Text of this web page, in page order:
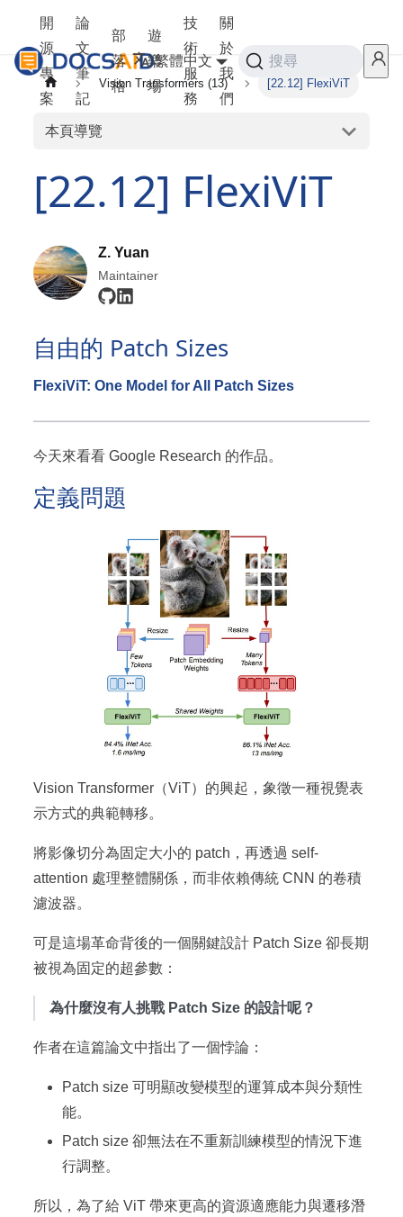
開
源
專
案
論
文
筆
記
部
落
格
遊
樂
場
技
術
服
務
關
於
我
們
繁體中文 搜尋
Vision Transformers (13) [22.12] FlexiViT
本頁導覽
[22.12] FlexiViT
Z. Yuan
Maintainer
自由的 Patch Sizes
FlexiViT: One Model for All Patch Sizes
今天來看看 Google Research 的作品。
定義問題
Vision Transformer（ViT）的興起，象徵一種視覺表
示方式的典範轉移。
將影像切分為固定大小的 patch，再透過 self-
attention 處理整體關係，而非依賴傳統 CNN 的卷積
濾波器。
可是這場革命背後的一個關鍵設計 Patch Size 卻長期
被視為固定的超參數：
為什麼沒有人挑戰 Patch Size 的設計呢？
作者在這篇論文中指出了一個悖論：
Patch size 可明顯改變模型的運算成本與分類性
能。
Patch size 卻無法在不重新訓練模型的情況下進
行調整。
所以，為了給 ViT 帶來更高的資源適應能力與遷移潛